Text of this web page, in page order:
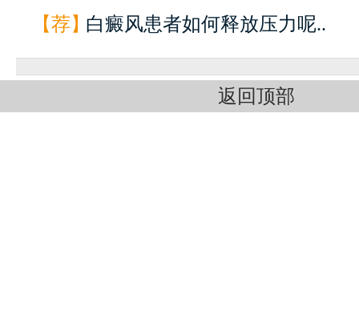
【荐】白癜风患者如何释放压力呢..
返回顶部